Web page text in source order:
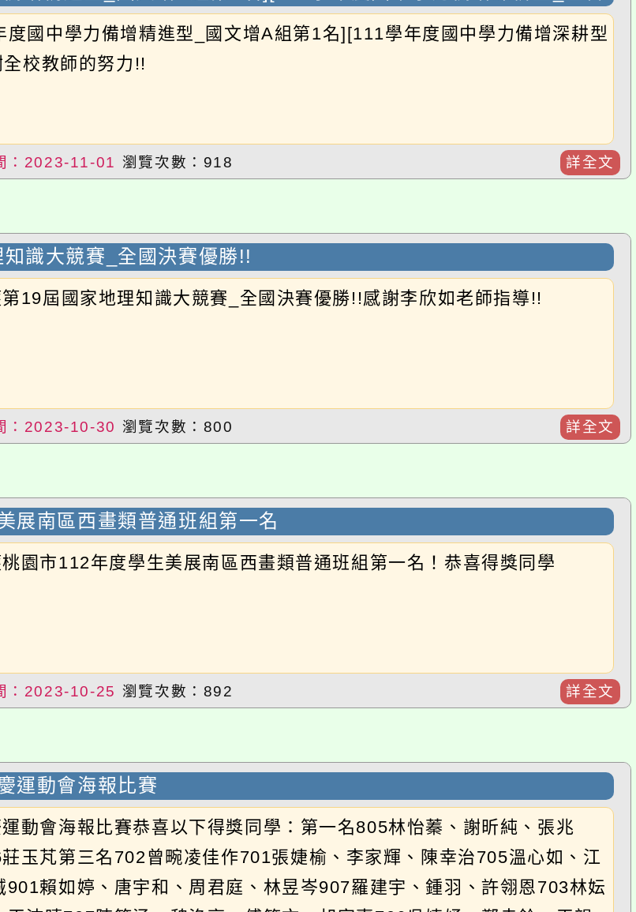
詳全文
2023-11-01 瀏覽次數：918
大競賽_全國決賽優勝!!
屆國家地理知識大競賽_全國決賽優勝!!感謝李欣如老師指導!!
詳全文
10-30 瀏覽次數：800
市112年度學生美展南區西畫類普通班組第一名！恭喜得獎同學
詳全文
10-25 瀏覽次數：892
會海報比賽恭喜以下得獎同學：第一名805林怡蓁、謝昕純、張兆
芃第三名702曾畹凌佳作701張婕榆、李家輝、陳幸治705溫心如、江
賴如婷、唐宇和、周君庭、林昱岑907羅建宇、鍾羽、許翎恩703林妘
晴707陳筠涵、魏洛亭、傅筱文、胡家嘉706吳婕妤、鄭幸鈴、王韻
張芷齊、呂婕
詳全文
10-25 瀏覽次數：1495
1 2 3 4 5 6 7 下一頁